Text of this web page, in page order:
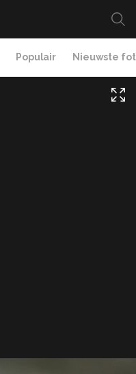
Populair Nieuwste